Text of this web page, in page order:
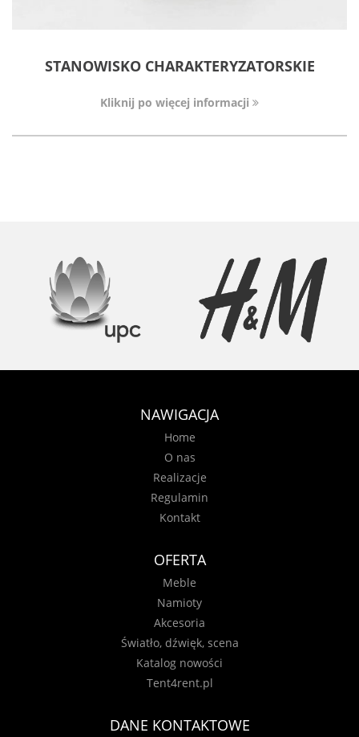
STANOWISKO CHARAKTERYZATORSKIE
Kliknij po więcej informacji
NAWIGACJA
Home
O nas
Realizacje
Regulamin
Kontakt
OFERTA
Meble
Namioty
Akcesoria
Światło, dźwięk, scena
Katalog nowości
Tent4rent.pl
DANE KONTAKTOWE